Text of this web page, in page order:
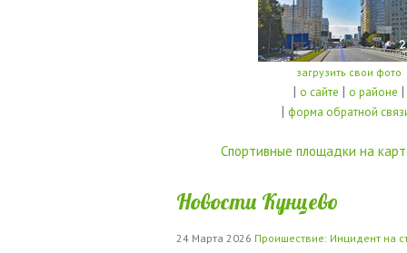
загрузить свои фото
| о сайте | о районе |
| форма обратной
Спортивные площадки на
Новости Кунцево
24 Марта 2026 Проишествие: Инцидент на